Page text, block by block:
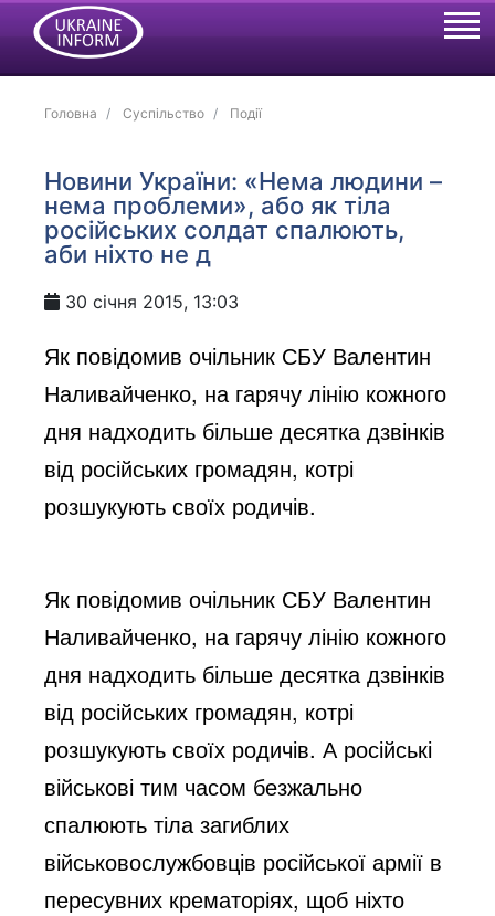
Головна Суспільство Події
Новини України: «Нема людини –
нема проблеми», або як тіла
російських солдат спалюють,
аби ніхто не д
30 січня 2015, 13:03
Як повідомив очільник СБУ Валентин
Наливайченко, на гарячу лінію кожного
дня надходить більше десятка дзвінків
від російських громадян, котрі
розшукують своїх родичів.
Як повідомив очільник СБУ Валентин
Наливайченко, на гарячу лінію кожного
дня надходить більше десятка дзвінків
від російських громадян, котрі
розшукують своїх родичів. А російські
військові тим часом безжально
спалюють тіла загиблих
військовослужбовців російської армії в
пересувних крематоріях, щоб ніхто